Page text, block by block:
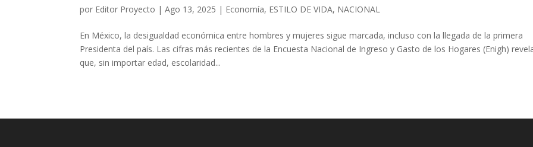
por Editor Proyecto |Ago 13, 2025 | Economía, ESTILO DE VIDA, NACIONAL
En México, la desigualdad económica entre hombres y mujeres sigue marcada, incluso con la llegada de la primera
Presidenta del país. Las cifras más recientes de la Encuesta Nacional de Ingreso y Gasto de los Hogares (Enigh)
que, sin importar edad, escolaridad...